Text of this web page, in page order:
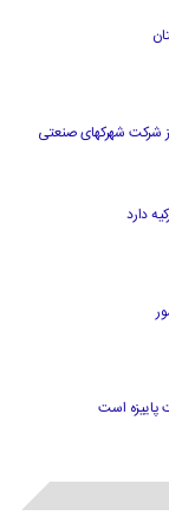
شرکت شهرکهای صنعتی
دارد
پاییزه است